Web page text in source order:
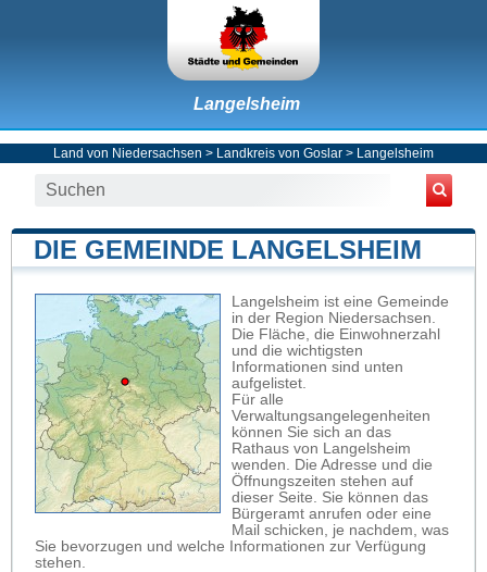
Langelsheim
Land von Niedersachsen > Landkreis von Goslar > Langelsheim
DIE GEMEINDE LANGELSHEIM
Langelsheim ist eine Gemeinde
in der Region Niedersachsen.
Die Fläche, die Einwohnerzahl
und die wichtigsten
Informationen sind unten
aufgelistet.
Für alle
Verwaltungsangelegenheiten
können Sie sich an das
Rathaus von Langelsheim
wenden. Die Adresse und die
Öffnungszeiten stehen auf
dieser Seite. Sie können das
Bürgeramt anrufen oder eine
Mail schicken, je nachdem, was
Sie bevorzugen und welche Informationen zur Verfügung
stehen.